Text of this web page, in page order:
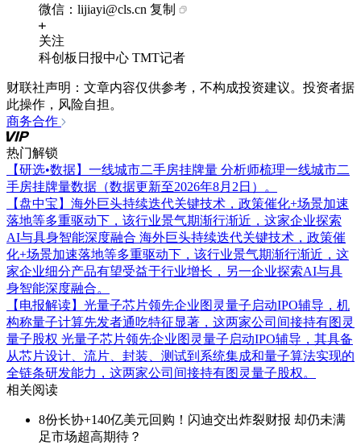
微信：lijiayi@cls.cn 复制
关注
科创板日报中心 TMT记者
财联社声明：文章内容仅供参考，不构成投资建议。投资者据
此操作，风险自担。
商务合作
热门解锁
【研选•数据】一线城市二手房挂牌量 分析师梳理一线城市二
手房挂牌量数据（数据更新至2026年8月2日）。
【盘中宝】海外巨头持续迭代关键技术，政策催化+场景加速
落地等多重驱动下，该行业景气期渐行渐近，这家企业探索
AI与具身智能深度融合 海外巨头持续迭代关键技术，政策催
化+场景加速落地等多重驱动下，该行业景气期渐行渐近，这
家企业细分产品有望受益于行业增长，另一企业探索AI与具
身智能深度融合。
【电报解读】光量子芯片领先企业图灵量子启动IPO辅导，机
构称量子计算先发者通吃特征显著，这两家公司间接持有图灵
量子股权 光量子芯片领先企业图灵量子启动IPO辅导，其具备
从芯片设计、流片、封装、测试到系统集成和量子算法实现的
全链条研发能力，这两家公司间接持有图灵量子股权。
相关阅读
8份长协+140亿美元回购！闪迪交出炸裂财报 却仍未满
足市场超高期待？